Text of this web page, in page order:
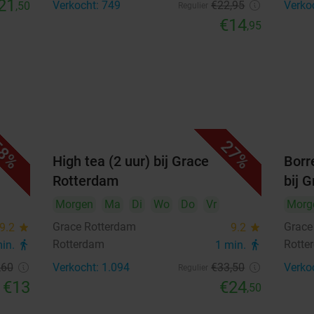
,50 Verkocht: 749 €22,95
€14,95
9.2 star
directions_walk
€13
27%
High tea (2 uur) bij Grace
Rotterdam
Morgen Ma Di Wo Do
Vr
Grace Rotterdam
9.2 star
Rotterdam 1 min. directions_walk
Verkocht: 1.094 €33,50
€24,50
bij